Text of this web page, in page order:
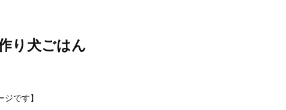
り犬ごはん
です】